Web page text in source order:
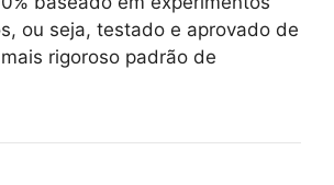
ou seja, testado e aprovado de
rigoroso padrão de